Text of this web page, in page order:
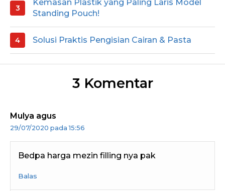
Kemasan Plastik yang Paling Laris Model
Standing Pouch!
Solusi Praktis Pengisian Cairan & Pasta
3 Komentar
Mulya agus
29/07/2020 pada 15:56
Bedpa harga mezin filling nya pak
Balas